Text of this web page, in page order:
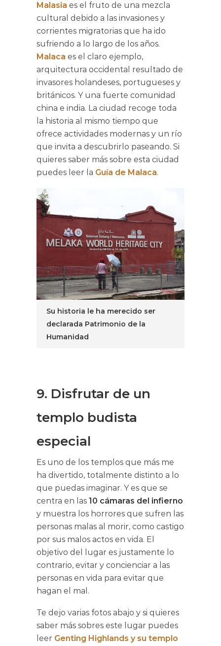
Malasia es el fruto de una mezcla
cultural debido a las invasiones y
corrientes migratorias que ha ido
sufriendo a lo largo de los años.
Malaca es el claro ejemplo,
arquitectura occidental resultado de
invasores holandeses, portugueses y
británicos. Y una fuerte comunidad
china e india. La ciudad recoge toda
la historia al mismo tiempo que
ofrece actividades modernas y un río
que invita a descubrirlo paseando. Si
quieres saber más sobre esta ciudad
puedes leer la Guía de Malaca.
Su historia le ha merecido ser
declarada Patrimonio de la
Humanidad
9. Disfrutar de un
templo budista
especial
Es uno de los templos que más me
ha divertido, totalmente distinto a lo
que puedas imaginar. Y es que se
centra en las 10 cámaras del infierno
y muestra los horrores que sufren las
personas malas al morir, como castigo
por sus malos actos en vida. El
objetivo del lugar es justamente lo
contrario, evitar y concienciar a las
personas en vida para evitar que
hagan el mal.
Te dejo varias fotos abajo y si quieres
saber más sobres este lugar puedes
leer Genting Highlands y su templo